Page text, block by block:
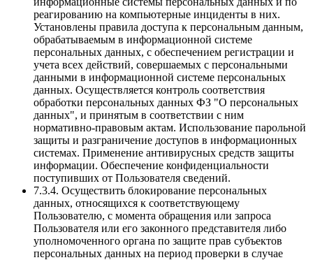
реагированию на компьютерные инциденты в них.
Установлены правила доступа к персональным данным,
обрабатываемым в информационной системе
персональных данных, с обеспечением регистрации и
учета всех действий, совершаемых с персональными
данными в информационной системе персональных
данных. Осуществляется контроль соответствия
обработки персональных данных ФЗ "О персональных
данных", и принятым в соответствии с ним
нормативно-правовым актам. Использование парольной
защиты и разграничение доступов в информационных
системах. Применение антивирусных средств защиты
информации. Обеспечение конфиденциальности
поступивших от Пользователя сведений.
7.3.4. Осуществить блокирование персональных
данных, относящихся к соответствующему
Пользователю, с момента обращения или запроса
Пользователя или его законного представителя либо
уполномоченного органа по защите прав субъектов
персональных данных на период проверки в случае